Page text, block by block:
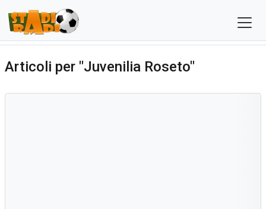
Articoli per "Juvenilia Roseto"